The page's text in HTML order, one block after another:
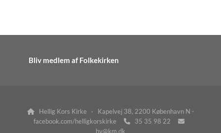
Bliv medlem af Folkekirken
Hellig Kors Kirke · Kapelvej 38, 2200 København N -
facebook.com/helligkorskirke
 35 35 98 22 
hv@km.dk